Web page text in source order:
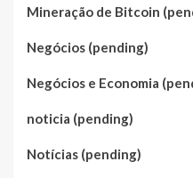
Mineração de Bitcoin
Negócios (pending)
Negócios e Economia
noticia (pending)
Notícias (pending)